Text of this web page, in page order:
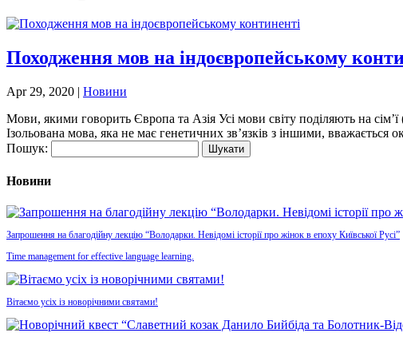
Походження мов на індоєвропейському
Apr 29, 2020 | Новини
Мови, якими говорить Європа та Азія Усі мови світу поділяють на
Ізольована мова, яка не має генетичних зв’язків з іншими, вважається
Пошук:
Новини
Запрошення на благодійну лекцію “Володарки. Невідомі історії про жінок в епоху Київської Русі”
Time management for effective language learning.
Вітаємо усіх із новорічними святами!